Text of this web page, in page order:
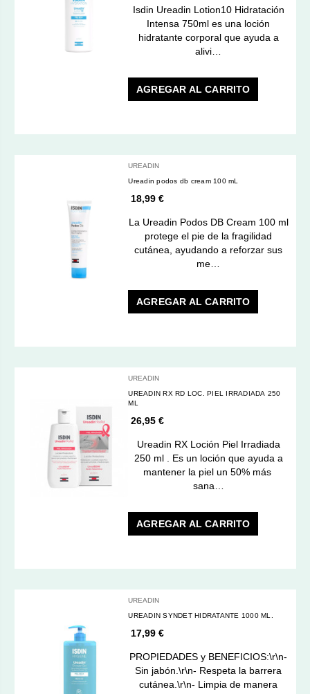
Isdin Ureadin Lotion10 Hidratación
Intensa 750ml es una loción
hidratante corporal que ayuda a
alivi…
AGREGAR AL CARRITO
UREADIN
Ureadin podos db cream 100 mL
18,99 €
La Ureadin Podos DB Cream 100 ml
protege el pie de la fragilidad
cutánea, ayudando a reforzar sus
me…
AGREGAR AL CARRITO
UREADIN
UREADIN RX RD LOC. PIEL IRRADIADA 250
ML
26,95 €
Ureadin RX Loción Piel Irradiada
250 ml . Es un loción que ayuda a
mantener la piel un 50% más
sana…
AGREGAR AL CARRITO
UREADIN
UREADIN SYNDET HIDRATANTE 1000 ML.
17,99 €
PROPIEDADES y BENEFICIOS:\r\n-
Sin jabón.\r\n- Respeta la barrera
cutánea.\r\n- Limpia de manera